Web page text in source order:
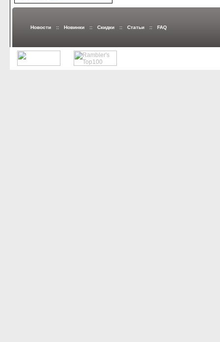
Новости :: Новинки :: Скидки :: Статьи :: FAQ